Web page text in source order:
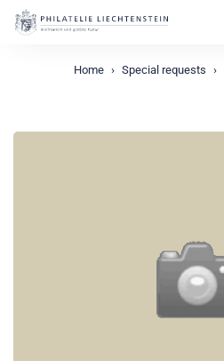
Home Special requests